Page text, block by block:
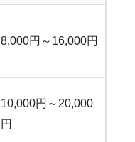
8,000円～16,000円
10,000円～20,000
円